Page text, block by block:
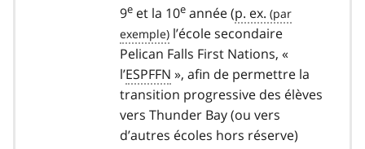
9e et la 10e année (p. ex.
l’école secondaire
Pelican Falls First Nations, «
l’ESPFFN », afin de permettre la
transition progressive des élèves
vers Thunder Bay (ou vers
d’autres écoles hors réserve)